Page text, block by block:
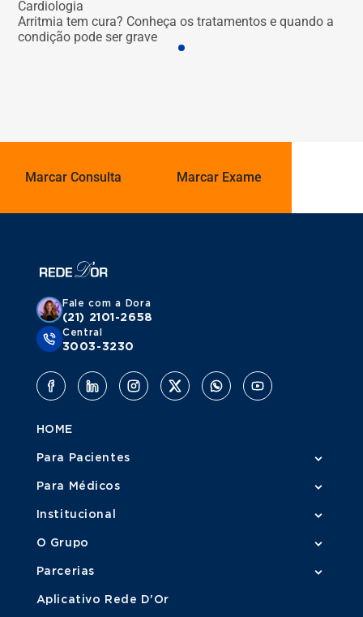
Cardiologia
Arritmia tem cura? Conheça os tratamentos e quando a
condição pode ser grave
Marcar Consulta Marcar Exame
Fale com a Dora
(21) 2101-2658
Central
3003-3230
HOME
Para Pacientes
Para Médicos
Institucional
O Grupo
Parcerias
Aplicativo Rede D'Or